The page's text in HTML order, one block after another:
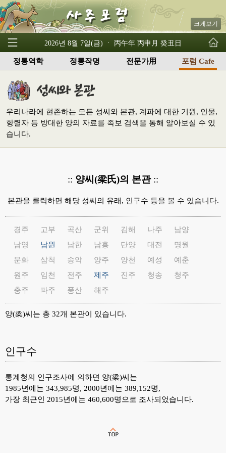
크게보기
2026년 8월 7일(금) ㆍ 丙午年 丙申月 癸丑日
정통역학 정통작명 전문가用 포럼 Cafe
우리나라에 현존하는 모든 성씨와 본관, 계파에 대한 기원, 인물,
항렬자 등 방대한 양의 자료를 족보 검색을 통해 알아보실 수 있
습니다.
:: 양씨(梁氏)의 본관::
본관을 클릭하면 해당 성씨의 유래, 인구수 등을 볼 수 있습니다.
경주 고부 곡산 군위 김해 나주
남양
남영
남원 남한 남흥 단양 대전
명월
문화
삼척 송악 양주 양천 예성
예춘
원주
임천 전주 제주 진주 청송
청주
충주
파주 풍산 해주
양(梁)씨는 총 32개 본관이 있습니다.
인구수
통계청의 인구조사에 의하면 양(梁)씨는
1985년에는 343,985명, 2000년에는 389,152명,
가장 최근인 2015년에는 460,600명으로 조사되었습니다.